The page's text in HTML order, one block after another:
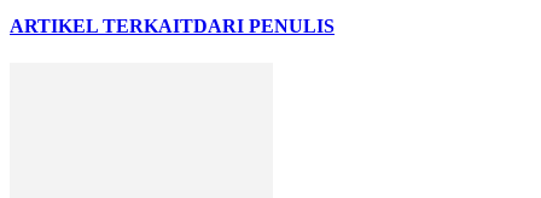
ARTIKEL TERKAITDARI PENULIS